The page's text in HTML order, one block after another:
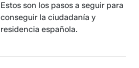
Estos son los pasos a seguir para
conseguir la ciudadanía y
residencia española.